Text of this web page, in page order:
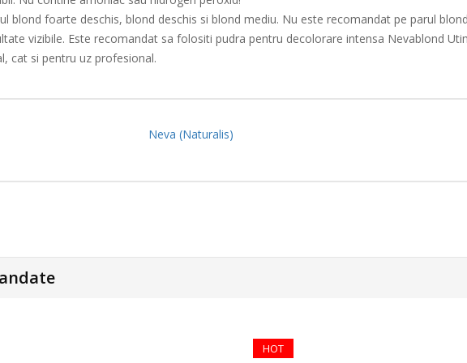
blond foarte deschis, blond deschis si blond mediu. Nu este recomandat pe parul
vizibile. Este recomandat sa folositi pudra pentru decolorare intensa Nevablond
cat si pentru uz profesional.
Neva (Naturalis)
HOT